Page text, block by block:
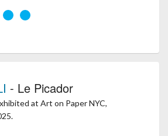
- Le Picador
at Art on Paper NYC,